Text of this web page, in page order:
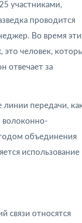
участниками,
проводится
Во время
это человек,
отвечает за
линии передачи,
волоконно-
объединения
использование
связи относятся